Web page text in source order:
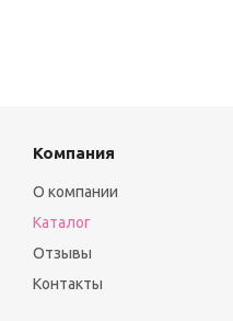
Компания
О компании
Каталог
Отзывы
Контакты